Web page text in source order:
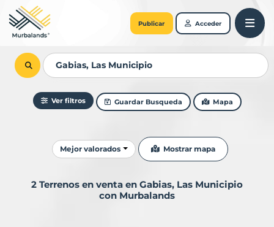
Publicar Acceder
Ver filtros Guardar Busqueda Mapa
Ordenar resultados
Mejor valorados Mostrar mapa
2 Terrenos en venta en Gabias, Las Municipio
con Murbalands